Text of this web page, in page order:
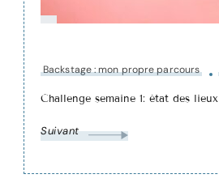
Backstage : mon propre parcours
Challenge semaine 1: état des lieux
Suivant